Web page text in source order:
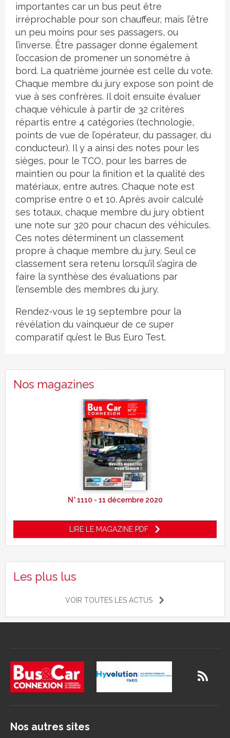
importantes car un bus peut être
irréprochable pour son chauffeur, mais l’être
un peu moins pour ses passagers, ou
l’inverse. Être passager donne également
l’occasion de promener un sonomètre à
bord. La quatrième journée est celle du vote.
Chaque membre du jury expose son point de
vue à ses confrères. Il doit ensuite évaluer
chaque véhicule à partir de 32 critères
répartis entre 4 catégories (technologie,
points de vue de l’opérateur, du passager, du
conducteur). Il y a ainsi des notes pour les
sièges, pour le TCO, pour les barres de
maintien ou pour la finition et la qualité des
matériaux, entre autres. Chaque note est
comprise entre 0 et 10. Après avoir calculé
ses totaux, chaque membre du jury obtient
une note sur 320 pour chacun des véhicules.
Ces notes déterminent un classement
propre à chaque membre du jury. Seul ce
classement sera retenu lorsqu’il s’agira de
faire la synthèse des évaluations par
l’ensemble des membres du jury.
Rendez-vous le 19 septembre pour la
révélation du vainqueur de ce super
comparatif qu’est le Bus Euro Test.
Nos magazines
N° 1110 - 11 décembre 2020
LIRE LE MAGAZINE PDF
Les plus lus
VOIR TOUTES LES ACTUS
Nos autres sites